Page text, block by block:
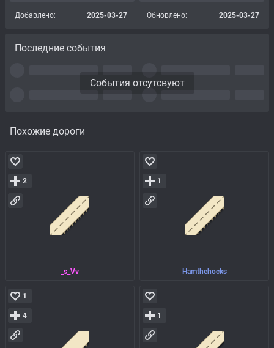
Похожие дороги
_s_Vv
2
Hamthehocks
1
1
4 1
Добавлено: 2025-03-27 Обновлено: 2025-03-27
Последние события
События отсутсвуют